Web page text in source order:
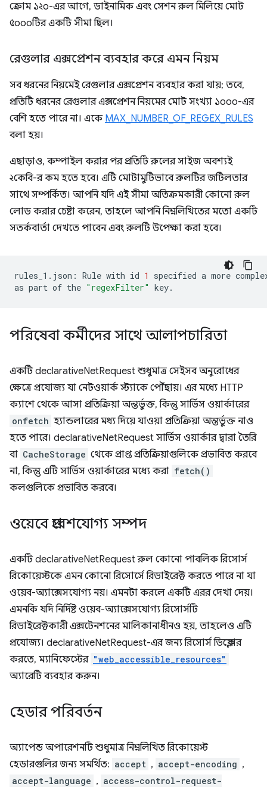
ক্রোম ১২০-এর আগে, ডাইনামিক এবং সেশন রুল মিলিয়ে মোট
৫০০০টির একটি সীমা ছিল।
রেগুলার এক্সপ্রেশন ব্যবহার করে এমন নিয়ম
সব ধরনের নিয়মেই রেগুলার এক্সপ্রেশন ব্যবহার করা যায়; তবে,
প্রতিটি ধরনের রেগুলার এক্সপ্রেশন নিয়মের মোট সংখ্যা ১০০০-এর
বেশি হতে পারে না। একে MAX_NUMBER_OF_REGEX_RULES
বলা হয়।
এছাড়াও, কম্পাইল করার পর প্রতিটি রুলের সাইজ অবশ্যই
২কেবি-র কম হতে হবে। এটি মোটামুটিভাবে রুলটির জটিলতার
সাথে সম্পর্কিত। আপনি যদি এই সীমা অতিক্রমকারী কোনো রুল
লোড করার চেষ্টা করেন, তাহলে আপনি নিম্নলিখিতের মতো একটি
সতর্কবার্তা দেখতে পাবেন এবং রুলটি উপেক্ষা করা হবে।
rules_1.json: Rule with id 1 specified a more
as part of the "regexFilter"
পরিষেবা কর্মীদের সাথে আলাপচারিতা
একটি declarativeNetRequest শুধুমাত্র সেইসব অনুরোধের
ক্ষেত্রে প্রযোজ্য যা নেটওয়ার্ক স্ট্যাকে পৌঁছায়। এর মধ্যে HTTP
ক্যাশে থেকে আসা প্রতিক্রিয়া অন্তর্ভুক্ত, কিন্তু সার্ভিস ওয়ার্কারের
onfetch হ্যান্ডলারের মধ্য দিয়ে যাওয়া প্রতিক্রিয়া অন্তর্ভুক্ত নাও
হতে পারে। declarativeNetRequest সার্ভিস ওয়ার্কার দ্বারা তৈরি
বা CacheStorage থেকে প্রাপ্ত প্রতিক্রিয়াগুলিকে প্রভাবিত করবে
না, কিন্তু এটি সার্ভিস ওয়ার্কারের মধ্যে করা fetch()
কলগুলিকে প্রভাবিত করবে।
ওয়েবে প্রবেশযোগ্য সম্পদ
একটি declarativeNetRequest রুল কোনো পাবলিক রিসোর্স
রিকোয়েস্টকে এমন কোনো রিসোর্সে রিডাইরেক্ট করতে পারে না যা
ওয়েব-অ্যাক্সেসযোগ্য নয়। এমনটা করলে একটি এরর দেখা দেয়।
এমনকি যদি নির্দিষ্ট ওয়েব-অ্যাক্সেসযোগ্য রিসোর্সটি
রিডাইরেক্টকারী এক্সটেনশনের মালিকানাধীনও হয়, তাহলেও এটি
প্রযোজ্য। declarativeNetRequest-এর জন্য রিসোর্স ডিক্লেয়ার
করতে, ম্যানিফেস্টের "web_accessible_resources"
অ্যারেটি ব্যবহার করুন।
হেডার পরিবর্তন
অ্যাপেন্ড অপারেশনটি শুধুমাত্র নিম্নলিখিত রিকোয়েস্ট
হেডারগুলির জন্য সমর্থিত: accept , accept-encoding ,
accept-language , access-control-request-